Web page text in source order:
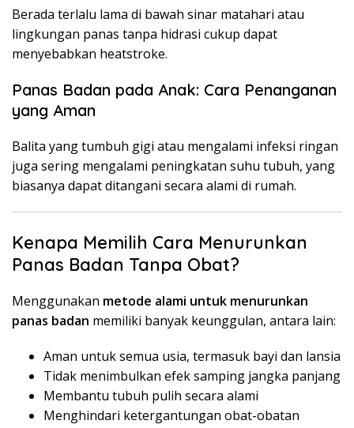
Berada terlalu lama di bawah sinar matahari atau
lingkungan panas tanpa hidrasi cukup dapat
menyebabkan heatstroke.
Panas Badan pada Anak: Cara Penanganan
yang Aman
Balita yang tumbuh gigi atau mengalami infeksi ringan
juga sering mengalami peningkatan suhu tubuh, yang
biasanya dapat ditangani secara alami di rumah.
Kenapa Memilih Cara Menurunkan
Panas Badan Tanpa Obat?
Menggunakan metode alami untuk menurunkan
panas badan memiliki banyak keunggulan, antara lain:
Aman untuk semua usia, termasuk bayi dan lansia
Tidak menimbulkan efek samping jangka panjang
Membantu tubuh pulih secara alami
Menghindari ketergantungan obat-obatan